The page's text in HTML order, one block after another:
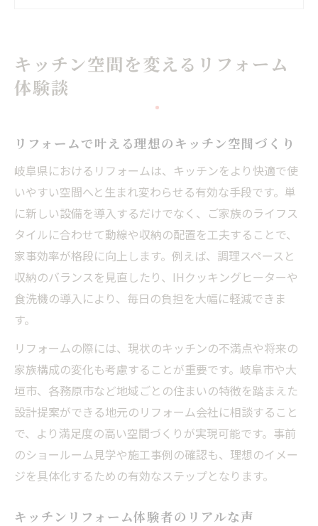
リフォーム経験者が語る暮らしの変化とは
岐阜県のリフォームで実現する快適キッチン
キッチンリフォーム岐阜の人気デザイン傾
向
岐阜のリノベーションで考える動線の工夫
リフォームがもたらすキッチンの使いやす
さ
リフォームキッチン岐阜県で評判の施工例
理想のキッチンを叶えるリフォームの流れ
リフォームの流れとキッチン完成のステッ
岐阜キッチンリフォームの打ち合わせポイ
ント
リフォーム前後で変わるキッチン動線の工
夫
リフォーム相談から施工までの基本プロセ
ス
暮らしが変わる岐阜県キッチンリフォーム術
キッチン空間を変えるリフォーム
体験談
リフォームで叶える理想のキッチン空間づくり
岐阜県におけるリフォームは、キッチンをより快適で使
いやすい空間へと生まれ変わらせる有効な手段です。単
に新しい設備を導入するだけでなく、ご家族のライフス
タイルに合わせて動線や収納の配置を工夫することで、
家事効率が格段に向上します。例えば、調理スペースと
収納のバランスを見直したり、IHクッキングヒーターや
食洗機の導入により、毎日の負担を大幅に軽減できま
す。
リフォームの際には、現状のキッチンの不満点や将来の
家族構成の変化も考慮することが重要です。岐阜市や大
垣市、各務原市など地域ごとの住まいの特徴を踏まえた
設計提案ができる地元のリフォーム会社に相談すること
で、より満足度の高い空間づくりが実現可能です。事前
のショールーム見学や施工事例の確認も、理想のイメー
ジを具体化するための有効なステップとなります。
キッチンリフォーム体験者のリアルな声